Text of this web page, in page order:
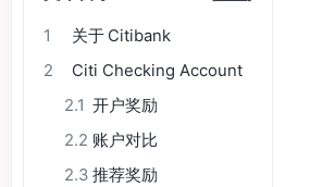
1
关于 Citibank
2
Citi Checking Account
2.1 开户奖励
2.2 账户对比
2.3 推荐奖励